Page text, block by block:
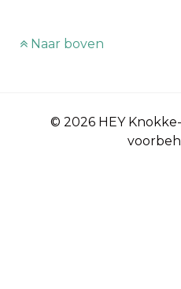
Naar boven
© 2026 HEY